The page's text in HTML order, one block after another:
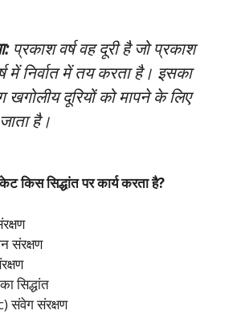
प्रकाश वर्ष वह दूरी है जो प्रकाश
में निर्वात में तय करता है। इसका
खगोलीय दूरियों को मापने के लिए
है।
किस सिद्धांत पर कार्य करता है?
संरक्षण
सिद्धांत
संवेग संरक्षण